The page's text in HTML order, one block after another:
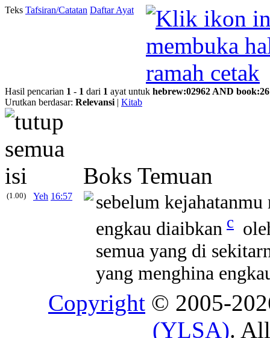
Teks Tafsiran/Catatan Daftar Ayat
Hasil pencarian 1 - 1 dari 1 ayat untuk hebrew:02962 AND book:26
Urutkan berdasar: Relevansi | Kitab
Boks Temuan
(1.00) Yeh 16:57
sebelum
engkau diaibkan c
semua yang di
yang menghina
Copyright © 2005-
(YLSA).